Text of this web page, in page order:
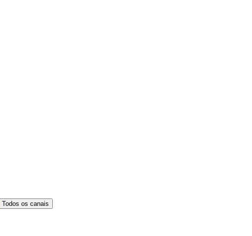
Todos os canais